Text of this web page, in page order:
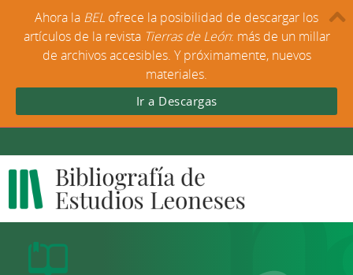
Ahora la BEL ofrece la posibilidad de descargar los
artículos de la revista Tierras de León: más de un millar
de archivos accesibles. Y próximamente, nuevos
materiales.
Ir a Descargas